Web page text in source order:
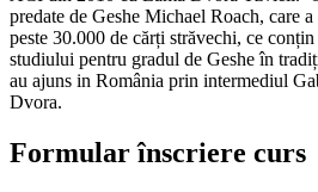
predate de Geshe Michael Roach, care
peste 30.000 de cărți străvechi, ce
studiului pentru gradul de Geshe în
au ajuns in România prin intermediul
Dvora.
Formular înscriere curs